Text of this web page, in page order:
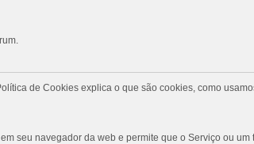
de Cookies explica o que são cookies, como
seu navegador da web e permite que o Serviço ou